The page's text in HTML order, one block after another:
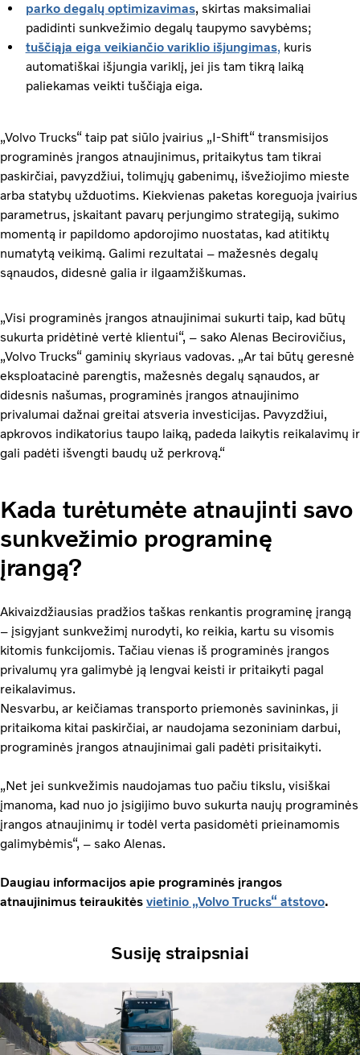
parko degalų optimizavimas, skirtas maksimaliai
padidinti sunkvežimio degalų taupymo savybėms;
tuščiąja eiga veikiančio variklio išjungimas, kuris
automatiškai išjungia variklį, jei jis tam tikrą laiką
paliekamas veikti tuščiąja eiga.
„Volvo Trucks“ taip pat siūlo įvairius „I-Shift“ transmisijos
programinės įrangos atnaujinimus, pritaikytus tam tikrai
paskirčiai, pavyzdžiui, tolimųjų gabenimų, išvežiojimo mieste
arba statybų užduotims. Kiekvienas paketas koreguoja įvairius
parametrus, įskaitant pavarų perjungimo strategiją, sukimo
momentą ir papildomo apdorojimo nuostatas, kad atitiktų
numatytą veikimą. Galimi rezultatai – mažesnės degalų
sąnaudos, didesnė galia ir ilgaamžiškumas.
„Visi programinės įrangos atnaujinimai sukurti taip, kad būtų
sukurta pridėtinė vertė klientui“, – sako Alenas Becirovičius,
„Volvo Trucks“ gaminių skyriaus vadovas. „Ar tai būtų geresnė
eksploatacinė parengtis, mažesnės degalų sąnaudos, ar
didesnis našumas, programinės įrangos atnaujinimo
privalumai dažnai greitai atsveria investicijas. Pavyzdžiui,
apkrovos indikatorius taupo laiką, padeda laikytis reikalavimų ir
gali padėti išvengti baudų už perkrovą.“
Kada turėtumėte atnaujinti savo
sunkvežimio programinę
įrangą?
Akivaizdžiausias pradžios taškas renkantis programinę įrangą
– įsigyjant sunkvežimį nurodyti, ko reikia, kartu su visomis
kitomis funkcijomis. Tačiau vienas iš programinės įrangos
privalumų yra galimybė ją lengvai keisti ir pritaikyti pagal
reikalavimus.
Nesvarbu, ar keičiamas transporto priemonės savininkas, ji
pritaikoma kitai paskirčiai, ar naudojama sezoniniam darbui,
programinės įrangos atnaujinimai gali padėti prisitaikyti.
„Net jei sunkvežimis naudojamas tuo pačiu tikslu, visiškai
įmanoma, kad nuo jo įsigijimo buvo sukurta naujų programinės
įrangos atnaujinimų ir todėl verta pasidomėti prieinamomis
galimybėmis“, – sako Alenas.
Daugiau informacijos apie programinės įrangos
atnaujinimus teiraukitės vietinio „Volvo Trucks“ atstovo.
Susiję straipsniai